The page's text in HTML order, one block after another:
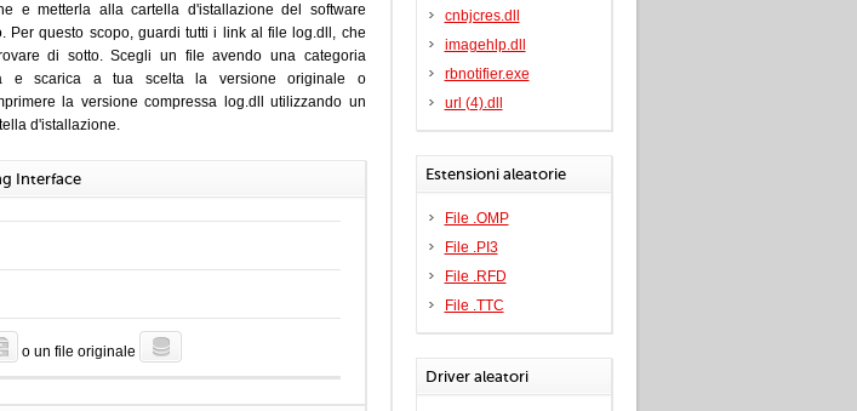
e metterla alla cartella d'istallazione del software
Per questo scopo, guardi tutti i link al file log.dll, che
di sotto. Scegli un file avendo una categoria
e scarica a tua scelta la versione originale o
la versione compressa log.dll utilizzando un
d'istallazione.
Interface
o un file originale
cnbjcres.dll
imagehlp.dll
rbnotifier.exe
url (4).dll
Estensioni aleatorie
File .OMP
File .PI3
File .RFD
File .TTC
Driver aleatori